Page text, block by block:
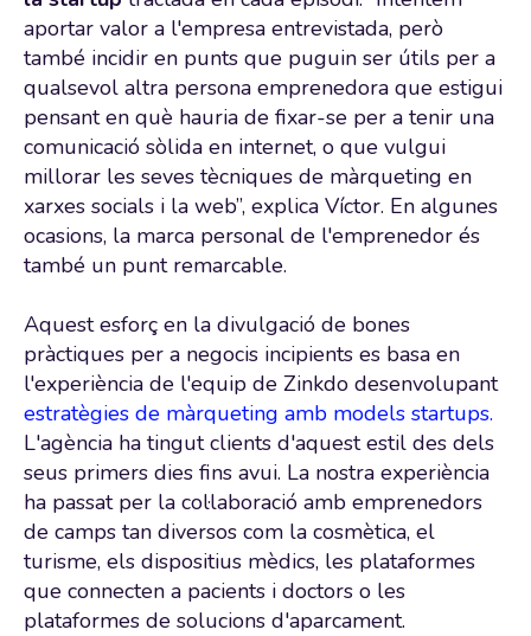
aportar valor a l'empresa entrevistada, però
també incidir en punts que puguin ser útils per a
qualsevol altra persona emprenedora que estigui
pensant en què hauria de fixar-se per a tenir una
comunicació sòlida en internet, o que vulgui
millorar les seves tècniques de màrqueting en
xarxes socials i la web”, explica Víctor. En algunes
ocasions, la marca personal de l'emprenedor és
també un punt remarcable.
Aquest esforç en la divulgació de bones
pràctiques per a negocis incipients es basa en
l'experiència de l'equip de Zinkdo desenvolupant
estratègies de màrqueting amb models startups.
L'agència ha tingut clients d'aquest estil des dels
seus primers dies fins avui. La nostra experiència
ha passat per la col·laboració amb emprenedors
de camps tan diversos com la cosmètica, el
turisme, els dispositius mèdics, les plataformes
que connecten a pacients i doctors o les
plataformes de solucions d'aparcament.